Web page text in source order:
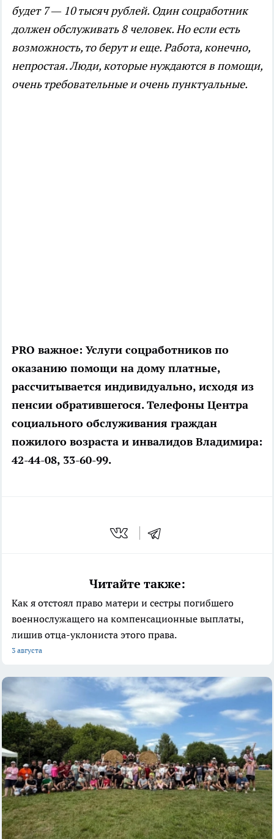
будет 7 — 10 тысяч рублей. Один соцработник
должен обслуживать 8 человек. Но если есть
возможность, то берут и еще. Работа, конечно,
непростая. Люди, которые нуждаются в помощи,
очень требовательные и очень пунктуальные.
PRO важное: Услуги соцработников по
оказанию помощи на дому платные,
рассчитывается индивидуально, исходя из
пенсии обратившегося. Телефоны Центра
социального обслуживания граждан
пожилого возраста и инвалидов Владимира:
42-44-08, 33-60-99.
Читайте также:
Как я отстоял право матери и сестры погибшего
военнослужащего на компенсационные выплаты,
лишив отца-уклониста этого права.
3 августа